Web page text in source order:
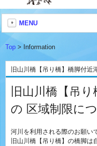
MENU
Top> Information
旧山川橋【吊り橋】橋脚付近
旧山川橋【吊
の 区域制限に
河川を利用される際のお願い
旧山川橋【吊り橋】の橋脚